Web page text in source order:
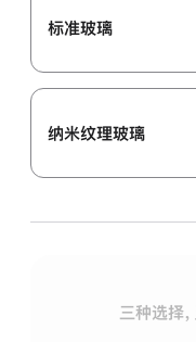
标准玻璃
纳米纹理玻璃
三种选择